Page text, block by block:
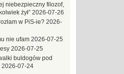
niebezpieczny filozof,
żył” 2026-07-26
w PiS-ie? 2026-
nie ufam 2026-07-25
2026-07-25
buldogów pod
2026-07-24